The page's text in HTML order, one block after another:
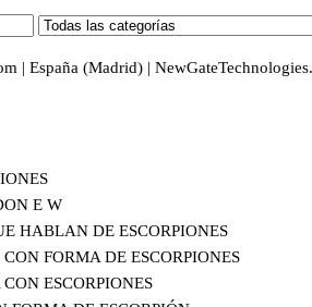
| España (Madrid) |
N E W
HABLAN DE ESCORPIONES
CON FORMA DE ESCORPIONES
ESCORPIONES